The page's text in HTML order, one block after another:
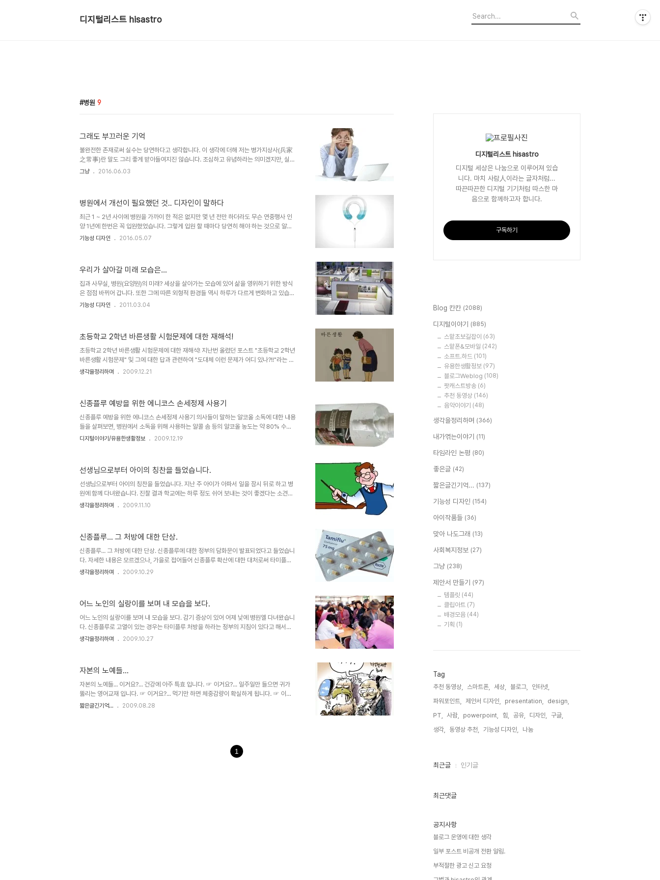
디지털리스트 hisastro
병원 9
그래도 부끄러운 기억
불완전한 존재로써 실수는 당연하다고 생각합니다. 이 생각에 더해 저는 병가지상사(兵家
之常事)란 말도 그리 좋게 받아들여지진 않습니다. 조심하고 유념하라는 의미겠지만, 실수
라는 것을 그저 쉽게 받아들이지 않겠다는 전제가 있기 때문입니다. 그건 기본적으로 사람
사실 살면서 이쪽저쪽 다 고려하고 배려하면서 살기란 간단한 얘기가 아닙니다. 자신의 몸
뚱이 하나 살피고 추스르는 것조차 어려운 현실에선 더욱 그럴 수밖에 없습니다. 뭐~ 이렇
게 말하는..
그냥 2016.06.03
병원에서 개선이 필요했던 것.. 디자인이 말하다
최근 1 ~ 2년 사이에 병원을 가까이 한 적은 없지만 몇 년 전만 하더라도 무슨 연중행사 인
양 1년에 한번은 꼭 입원했었습니다. 그렇게 입원 할 때마다 당연히 해야 하는 것으로 알았
던 것이 있었죠. 병원에 입원을 했던 이들이라면 누구가 경험했을 그건 바로 수액(링거가 바
보통 번거로운 게 아님을 누구나 생각했을 겁니다. 물론, 단순히 불편함 그 이상을 느껴 개
선하려고 하는 생각으로 이어진 경우는 거의 없었겠지만요. 더구나 그 수액이 담긴 용..
기능성 디자인 2016.05.07
우리가 살아갈 미래 모습은...
집과 사무실, 병원(요양원)의 미래? 세상을 살아가는 모습에 있어 삶을 영위하기 위한 방식
은 점점 바뀌어 갑니다. 또한 그에 따른 외형적 환경들 역시 하루가 다르게 변화하고 있습니
다. 마치 SF영화의 장면들 처럼... 아래의 병원 입원실 환경 컨셉 디자인은 그러한 미래를 생
물론, 병원에 입원을 했던 경험이 있는 분들이나 가족 및 주위 지인이 입원했던 경우, 병원
입원실에 대한 기억들이 있을 텐데 디자인의 목적대로 병원이 이러한 모습으로 입원실을
꾸..
기능성 디자인 2011.03.04
초등학교 2학년 바른생활 시험문제에 대한 재해석!
초등학교 2학년 바른생활 시험문제에 대한 재해석! 지난번 올렸던 포스트 "초등학교 2학년
바른생활 시험문제" 및 그에 대한 답과 관련하여 "도대체 이런 문제가 어디 있나?!!"라는 의
견과 우려의 말씀들을 많은 분들이 댓글로 남겨주셨습니다. 바로 아래의 그 문제의 시험 문
나, 위 시험문제에 대해 자꾸 생각이 났습니다. 아마도 본질에 대한 고민 때문이 아니었을까
생각합니다만, 그 고민이 문제에 대해 다시금 해석을 하게 만들었고,..
생각을정리하며 2009.12.21
신종플루 예방을 위한 에니코스 손세정제 사용기
신종플루 예방을 위한 에니코스 손세정제 사용기 의사들이 말하는 알코올 소독에 대한 내용
들을 살펴보면, 병원에서 소독을 위해 사용하는 알콜 솜 등의 알코올 농도는 약 80% 수준
이라고 합니다. 그리고 약 70% 정도가 되어야 충분한 소독의 효과가 있다고 조언합니다.
밝혔습니다만, 전 결벽증세가 좀 심하게 있는 부류의 사람입니다. 결벽증이 깨끗한 것을 의
미하는 것이 아니라는 것을 너무도 잘알고 있지만, 이를 바꾸기란 쉽지가 않다는 것이 문제
라면 문제일..
디지털이야기/유용한생활정보 2009.12.19
선생님으로부터 아이의 칭찬을 들었습니다.
선생님으로부터 아이의 칭찬을 들었습니다. 지난 주 아이가 아파서 일을 잠시 뒤로 하고 병
원에 함께 다녀왔습니다. 진찰 결과 학교에는 하루 정도 쉬어 보내는 것이 좋겠다는 소견과
그에 따른 처방을 받았는데, 약국에 가서 약을 조제받고 다시 집에 오니... 아이가 극구 학교
려다 달라고 합니다. 아픈 아이가 학교에 간다고 하는데... 안들어줄 수 도 없고... 하여 아이
를 데리고 학교에 가는데, 아이가 한번 더 강조하여 말을 합니다. "교실까지..
생각을정리하며 2009.11.10
신종플루... 그 처방에 대한 단상.
신종플루... 그 처방에 대한 단상. 신종플루에 대한 정부의 담화문이 발표되었다고 들었습니
다. 자세한 내용은 모르겠으나, 가을로 접어들어 신종플루 확산에 대한 대처로써 타미플루
처방에 대한 완화가 주요 내용인 것 같습니다. 그런데, 문제는 그에 따른 너무도 많은 혼란
다. 아이는 신종플루에 대한 감염 검사를 하지도 않았고, 단지 열이 있다는 것 하나의 단서
로만 신종플루 감염일 수 있다는 의사의 소견으로 타미플루를 처방 받았는데... 신종플루 감
염 ..
생각을정리하며 2009.10.29
어느 노인의 실랑이를 보며 내 모습을 보다.
어느 노인의 실랑이를 보며 내 모습을 보다. 감기 증상이 있어 어제 낮에 병원엘 다녀왔습니
다. 신종플루로 고열이 있는 경우는 타미플루 처방을 하라는 정부의 지침이 있다고 해서인
지 사람들이 많았습니다. 그리고 독감예방접종을 별도로 보건소의 직원분들이 나와서 노인
과 간호사간에 실랑이가 벌어지기 시작했습니다. 요는, 그 할아버지가 타 지역에서 오신 분
이었는지 간호사는 할아버지의 예방접종이 안된다는 얘기를 하였고 할아버지는 아랑곳 하
지 않은 채로 한 번..
생각을정리하며 2009.10.27
자본의 노예들...
자본의 노예들... 이거요?... 건강에 아주 특효 입니다. ☞ 이거요?... 일주일만 들으면 귀가
뚫리는 영어교재 입니다. ☞ 이거요?... 먹기만 하면 체중감량이 확실하게 됩니다. ☞ 이거
요?... 이러 이러한 것들 모두를 보장하는 보험입니다. ☞ 저희 대학교는 졸업만 하면 취업
을 위한 기업의 특허권을 우선적으로 보장하는 것이 당연한... 이런 모습들이 ..
짧은글긴기억... 2009.08.28
1
디지털리스트 hisastro
디지털 세상은 나눔으로 이루어져 있습
니다. 마치 사람人이라는 글자처럼...
따끈따끈한 디지털 기기처럼 따스한 마
음으로 함께하고자 합니다.
구독하기
Blog 칸칸 (2088)
디지털이야기 (885)
스맡초보길잡이 (63)
스맡폰&모바일 (242)
소프트.하드 (101)
유용한생활정보 (97)
블로그Weblog (108)
팟캐스트방송 (6)
추천 동영상 (146)
음악이야기 (48)
생각을정리하며 (366)
내가엮는이야기 (11)
타임라인 논평 (80)
좋은글 (42)
짧은글긴기억... (137)
기능성 디자인 (154)
아이작품들 (36)
맞아 나도그래 (13)
사회복지정보 (27)
그냥 (238)
제안서 만들기 (97)
템플릿 (44)
클립아트 (7)
배경모음 (44)
기획 (1)
Tag
추천 동영상, 스마트폰, 세상, 블로그,
인터넷,
파워포인트,
제안서 디자인, presentation,
design,
PT,
사람, powerpoint, 힘, 공유, 디자인,
구글,
생각,
동영상 추천, 기능성 디자인, 나눔,
최
인
최근글 인기글
최근댓글
공지사항
블로그 운영에 대한 생각
일부 포스트 비공개 전환 알림.
부적절한 광고 신고 요청